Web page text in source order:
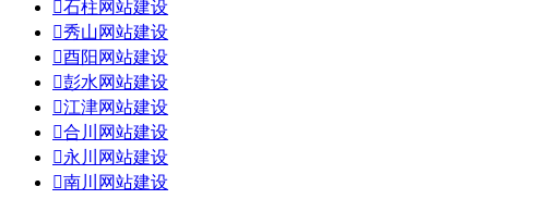
石柱网站建设
秀山网站建设
酉阳网站建设
彭水网站建设
江津网站建设
合川网站建设
永川网站建设
南川网站建设